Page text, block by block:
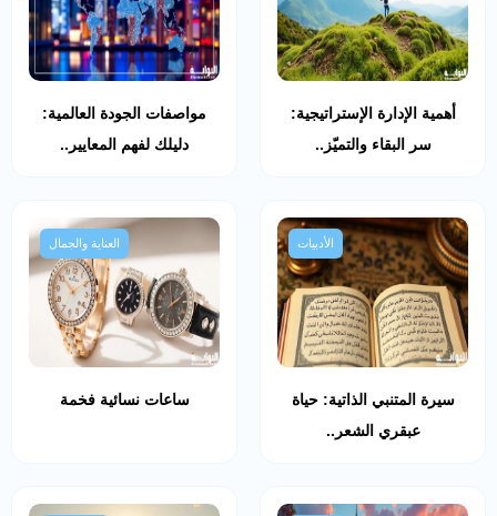
أهمية الإدارة الإستراتيجية:
سر البقاء والتميّز..
مواصفات الجودة العالمية:
دليلك لفهم المعايير..
الأدبيات
سيرة المتنبي الذاتية: حياة
عبقري الشعر..
العناية والجمال
ساعات نسائية فخمة